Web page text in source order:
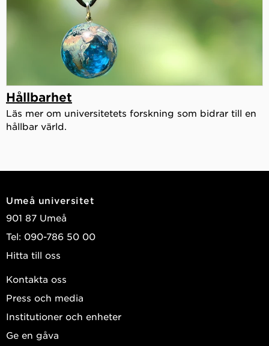
Hållbarhet
Läs mer om universitetets forskning som bidrar till en
hållbar värld.
Umeå universitet
901 87 Umeå
Tel: 090-786 50 00
Hitta till oss
Kontakta oss
Press och media
Institutioner och enheter
Ge en gåva